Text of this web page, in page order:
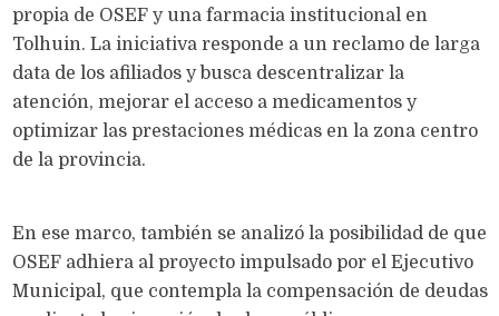
propia de OSEF y una farmacia institucional en
Tolhuin. La iniciativa responde a un reclamo de larga
data de los afiliados y busca descentralizar la
atención, mejorar el acceso a medicamentos y
optimizar las prestaciones médicas en la zona centro
de la provincia.
En ese marco, también se analizó la posibilidad de que
OSEF adhiera al proyecto impulsado por el Ejecutivo
Municipal, que contempla la compensación de deudas